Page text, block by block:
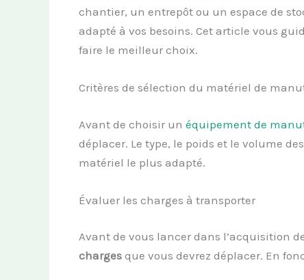
chantier, un entrepôt ou un espace de
adapté à vos besoins. Cet article vous
faire le meilleur choix.
Critères de sélection du matériel de
Avant de choisir un équipement de
déplacer. Le type, le poids et le volume
matériel le plus adapté.
Évaluer les charges à transporter
Avant de vous lancer dans l’acquisition
chargesque vous devrez déplacer. En